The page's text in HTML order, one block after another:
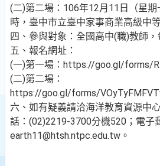
(二)第二場：106年12月11日（星
時，臺中市立臺中家事商業高級中
四、參與對象：全國高中(職)教師，
五、報名網址：
(一)第一場：https://goo.gl/forms/
(二)第二場：
https://goo.gl/forms/
六、如有疑義請洽海洋教育資源中
話：(02)2219-3700分機520；電子
earth11@htsh.ntpc.edu.tw。